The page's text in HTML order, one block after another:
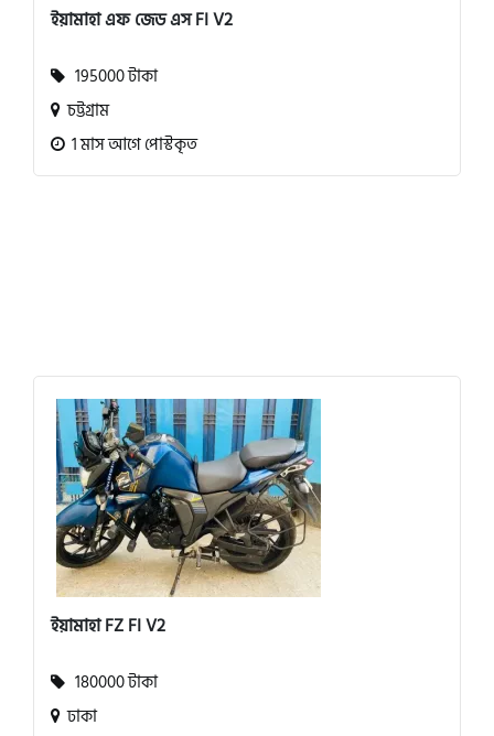
ইয়ামাহা এফ জেড এস FI V2
195000 টাকা
চট্টগ্রাম
1 মাস আগে পোস্টকৃত
ইয়ামাহা FZ FI V2
180000 টাকা
ঢাকা